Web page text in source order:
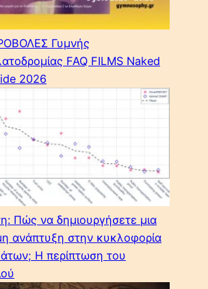
Γυμνής
FAQ FILMS Naked
2026
Πώς να δημιουργήσετε μια
ανάπτυξη στην κυκλοφορία
Η περίπτωση του